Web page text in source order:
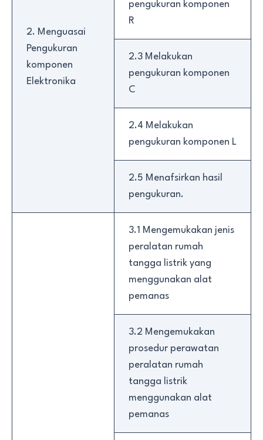
2. Menguasai
Pengukuran
komponen
Elektronika
pengukuran komponen
R
2.3 Melakukan
pengukuran komponen
C
2.4 Melakukan
pengukuran komponen L
2.5 Menafsirkan hasil
pengukuran.
3.1 Mengemukakan jenis
peralatan rumah
tangga listrik yang
menggunakan alat
pemanas
3.2 Mengemukakan
prosedur perawatan
peralatan rumah
tangga listrik
menggunakan alat
pemanas